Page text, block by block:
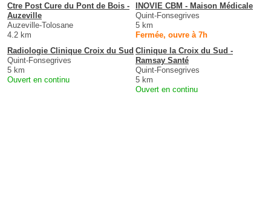
Ctre Post Cure du Pont de Bois -
Auzeville
Auzeville-Tolosane
4.2 km
INOVIE CBM - Maison Médicale
Quint-Fonsegrives
5 km
Fermée, ouvre à 7h
Radiologie Clinique Croix du Sud
Quint-Fonsegrives
5 km
Ouvert en continu
Clinique la Croix du Sud -
Ramsay Santé
Quint-Fonsegrives
5 km
Ouvert en continu